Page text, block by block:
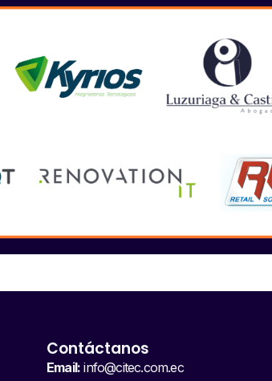
Contáctanos
Email: info@citec.com.ec